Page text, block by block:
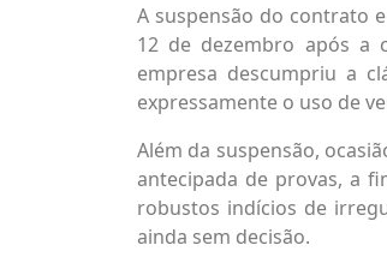
A suspensão do contrato
12 de dezembro após a
empresa descumpriu a
expressamente o uso de
Além da suspensão,
antecipada de provas, a
robustos indícios de
ainda sem decisão.